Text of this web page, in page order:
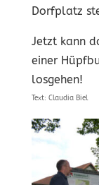
Dorfplatz
Jetzt kann
einer
losgehen!
Text: Claudia Biel